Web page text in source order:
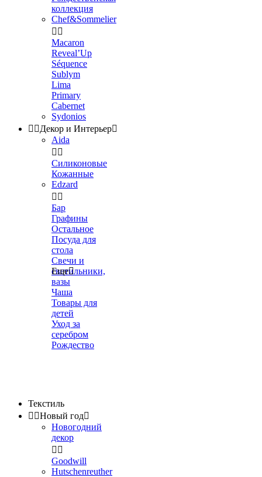
коллекция
Chef&Sommelier
 
Macaron
Reveal’Up
Séquence
Sublym
Lima
Primary
Cabernet
Sydonios
 Декор и Интерьер
Aida
 
Силиконовые
Кожанные
Edzard
 
Бар
Графины
Остальное
Посуда для
стола
Свечи и
светильники,
вазы
Чаша
Товары для
детей
Уход за
серебром
Рождество
Еще
Текстиль
 Новый год
Новогодний
декор
 
Goodwill
Hutschenreuther